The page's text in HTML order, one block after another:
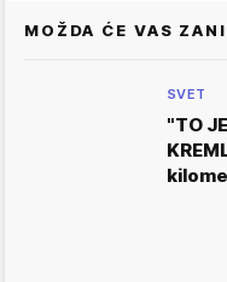
MOŽDA ĆE VAS
SVET
"TO